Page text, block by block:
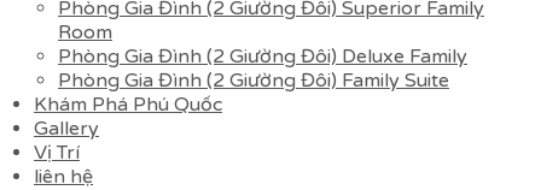
Phòng Gia Đình (2 Giường Đôi) Superior Family
Room
Phòng Gia Đình (2 Giường Đôi) Deluxe Family
Phòng Gia Đình (2 Giường Đôi) Family Suite
Khám Phá Phú Quốc
Gallery
Vị Trí
liên hệ